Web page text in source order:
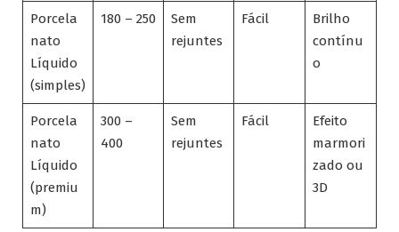
Porcela
nato
Líquido
(simples)
180 – 250
Sem
rejuntes
Fácil
Brilho
contínu
o
Porcela
nato
Líquido
(premiu
m)
300 –
400
Sem
rejuntes
Fácil
Efeito
marmori
zado ou
3D